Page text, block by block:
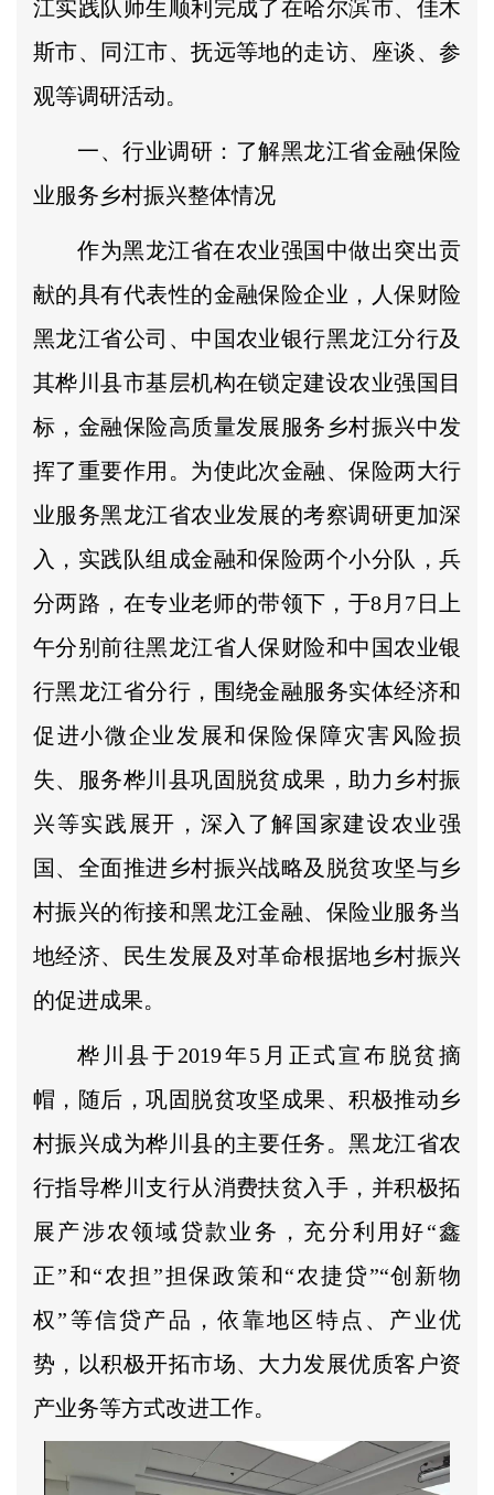
江实践队师生顺利完成了在哈尔滨市、佳木
斯市、同江市、抚远等地的走访、座谈、参
观等调研活动。
一、行业调研：了解黑龙江省金融保险
业服务乡村振兴整体情况
作为黑龙江省在农业强国中做出突出贡
献的具有代表性的金融保险企业，人保财险
黑龙江省公司、中国农业银行黑龙江分行及
其桦川县市基层机构在锁定建设农业强国目
标，金融保险高质量发展服务乡村振兴中发
挥了重要作用。为使此次金融、保险两大行
业服务黑龙江省农业发展的考察调研更加深
入，实践队组成金融和保险两个小分队，兵
分两路，在专业老师的带领下，于8月7日上
午分别前往黑龙江省人保财险和中国农业银
行黑龙江省分行，围绕金融服务实体经济和
促进小微企业发展和保险保障灾害风险损
失、服务桦川县巩固脱贫成果，助力乡村振
兴等实践展开，深入了解国家建设农业强
国、全面推进乡村振兴战略及脱贫攻坚与乡
村振兴的衔接和黑龙江金融、保险业服务当
地经济、民生发展及对革命根据地乡村振兴
的促进成果。
桦川县于2019年5月正式宣布脱贫摘
帽，随后，巩固脱贫攻坚成果、积极推动乡
村振兴成为桦川县的主要任务。黑龙江省农
行指导桦川支行从消费扶贫入手，并积极拓
展产涉农领域贷款业务，充分利用好“鑫
正”和“农担”担保政策和“农捷贷”“创新物
权”等信贷产品，依靠地区特点、产业优
势，以积极开拓市场、大力发展优质客户资
产业务等方式改进工作。